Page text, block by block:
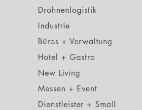
Drohnenlogistik
Industrie
Büros + Verwaltung
Hotel + Gastro
New Living
Messen + Event
Dienstleister + Small